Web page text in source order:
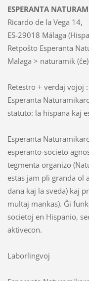
ESPERANTA
Ricardo de la Vega 14,
ES-29018 Málaga
Retpoŝto Esperanta
Malaga > naturamik
Retestro + verdaj vojoj
Esperanta
statuto: la hispana kaj
Esperanta
esperanto-societo
tegmenta organizo
estas jam pli granda ol
dana kaj la sveda) kaj
multaj mankas). Ĝi
societoj en Hispanio,
aktivecon.
Laborlingvoj